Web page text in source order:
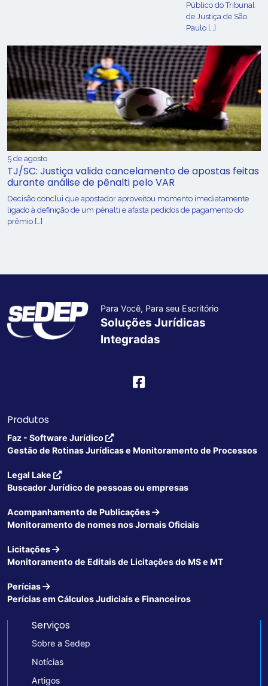
Público do Tribunal
de Justiça de São
Paulo […]
5 de agosto
TJ/SC: Justiça valida cancelamento de apostas feitas
durante análise de pênalti pelo VAR
Decisão conclui que apostador aproveitou momento imediatamente
ligado à definição de um pênalti e afasta pedidos de pagamento do
prêmio […]
Para Você, Para seu Escritório
Soluções Jurídicas
Integradas
Produtos
Faz - Software Jurídico
Gestão de Rotinas Jurídicas e Monitoramento de Processos
Legal Lake
Buscador Jurídico de pessoas ou empresas
Acompanhamento de Publicações
Monitoramento de nomes nos Jornais Oficiais
Licitações
Monitoramento de Editais de Licitações do MS e MT
Perícias
Perícias em Cálculos Judiciais e Financeiros
Serviços
Sobre a Sedep
Notícias
Artigos